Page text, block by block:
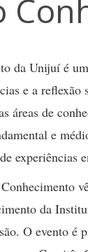
da Unijuí é
e a
áreas de
e
experiências
da
O evento